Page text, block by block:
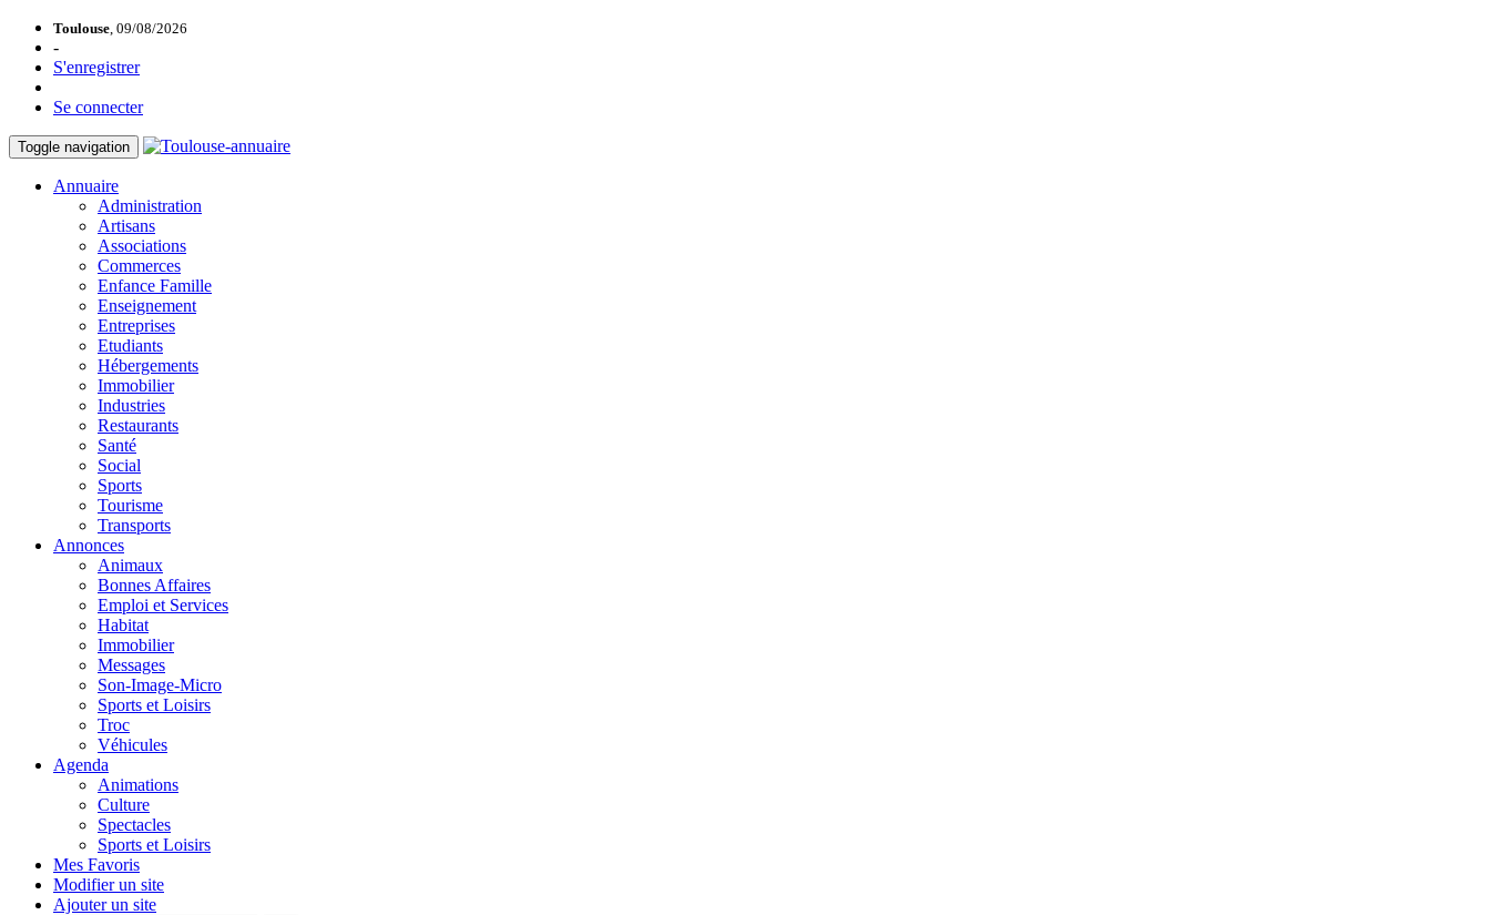
Toulouse, 09/08/2026
-
S'enregistrer
Se connecter
Toggle navigation
Annuaire
Administration
Artisans
Associations
Commerces
Enfance Famille
Enseignement
Entreprises
Etudiants
Hébergements
Immobilier
Industries
Restaurants
Santé
Social
Sports
Tourisme
Transports
Annonces
Animaux
Bonnes Affaires
Emploi et Services
Habitat
Immobilier
Messages
Son-Image-Micro
Sports et Loisirs
Troc
Véhicules
Agenda
Animations
Culture
Spectacles
Sports et Loisirs
Mes Favoris
Modifier un site
Ajouter un site